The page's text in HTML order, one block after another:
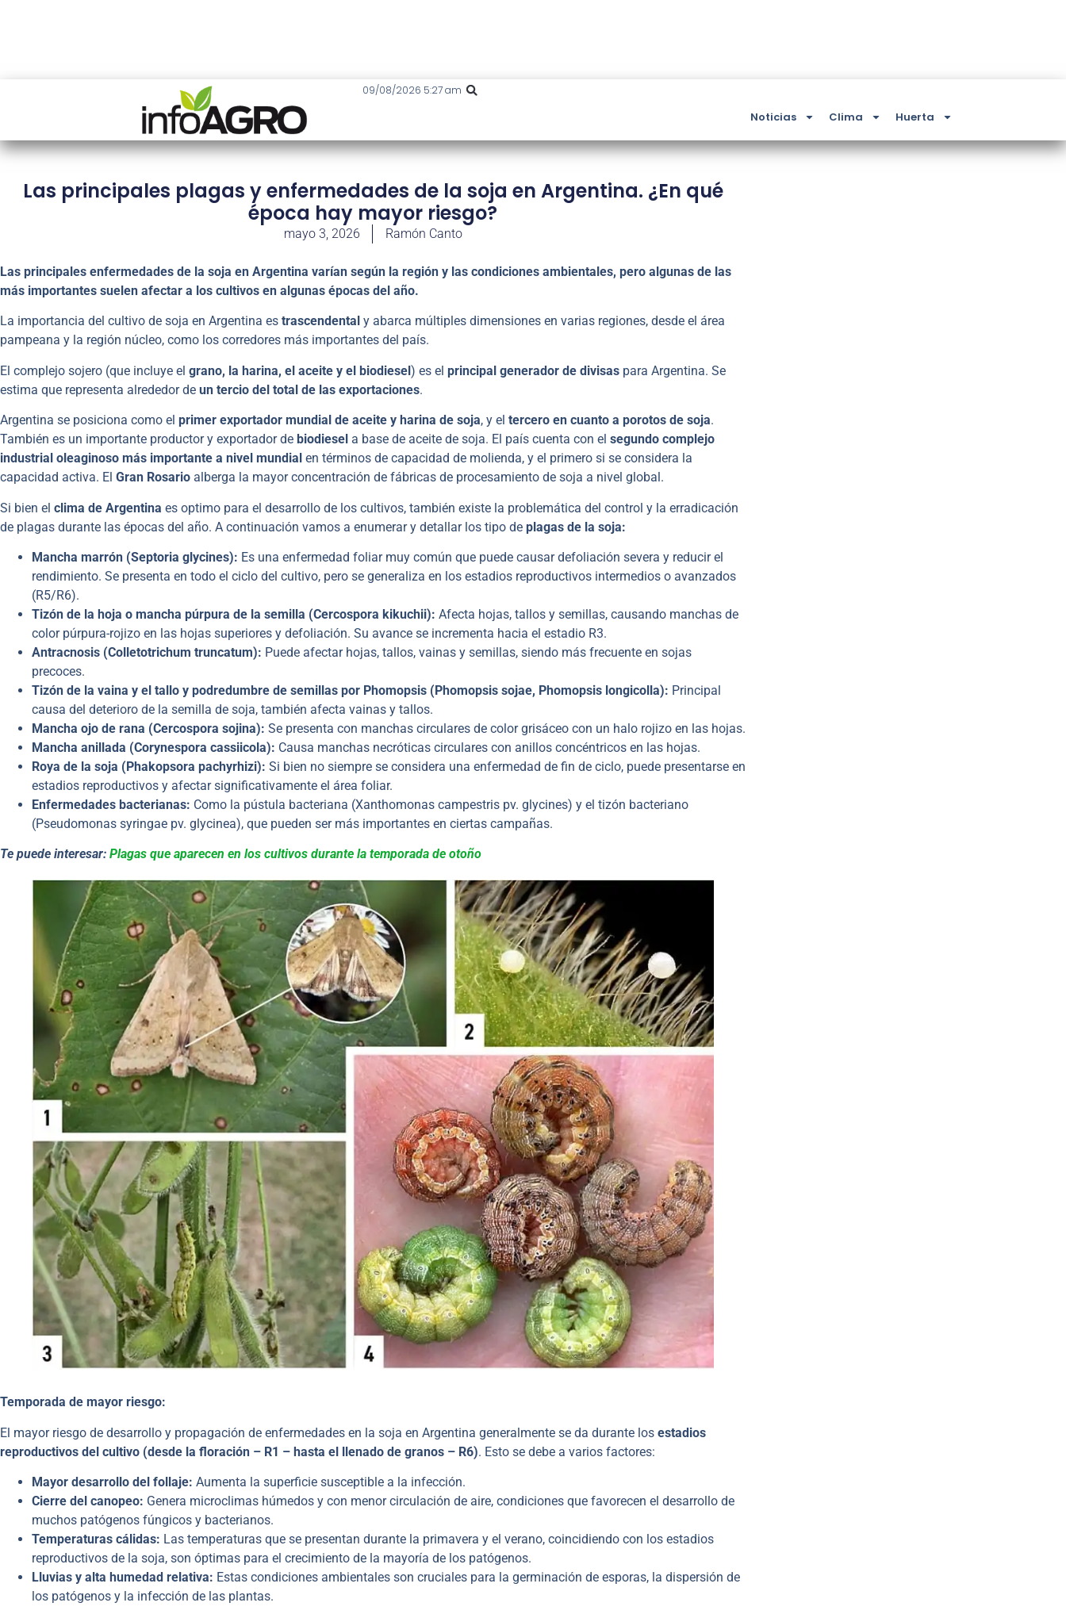
09/08/2026 5:27 am
Noticias Clima Huerta
Las principales plagas y enfermedades de la soja en Argentina. ¿En qué
época hay mayor riesgo?
mayo 3, 2026 Ramón Canto
Las principales enfermedades de la soja en Argentina varían según la región y las condiciones ambientales, pero algunas de las
más importantes suelen afectar a los cultivos en algunas épocas del año.
La importancia del cultivo de soja en Argentina es trascendental y abarca múltiples dimensiones en varias regiones, desde el área
pampeana y la región núcleo, como los corredores más importantes del país.
El complejo sojero (que incluye el grano, la harina, el aceite y el biodiesel) es el principal generador de divisas para Argentina. Se
estima que representa alrededor de un tercio del total de las exportaciones.
Argentina se posiciona como el primer exportador mundial de aceite y harina de soja, y el tercero en cuanto a porotos de soja.
También es un importante productor y exportador de biodiesel a base de aceite de soja. El país cuenta con el segundo complejo
industrial oleaginoso más importante a nivel mundial en términos de capacidad de molienda, y el primero si se considera la
capacidad activa. El Gran Rosario alberga la mayor concentración de fábricas de procesamiento de soja a nivel global.
Si bien el clima de Argentina es optimo para el desarrollo de los cultivos, también existe la problemática del control y la erradicación
de plagas durante las épocas del año. A continuación vamos a enumerar y detallar los tipo de plagas de la soja:
Mancha marrón (Septoria glycines): Es una enfermedad foliar muy común que puede causar defoliación severa y reducir el
rendimiento. Se presenta en todo el ciclo del cultivo, pero se generaliza en los estadios reproductivos intermedios o avanzados
(R5/R6).
Tizón de la hoja o mancha púrpura de la semilla (Cercospora kikuchii): Afecta hojas, tallos y semillas, causando manchas de
color púrpura-rojizo en las hojas superiores y defoliación. Su avance se incrementa hacia el estadio R3.
Antracnosis (Colletotrichum truncatum): Puede afectar hojas, tallos, vainas y semillas, siendo más frecuente en sojas
precoces.
Tizón de la vaina y el tallo y podredumbre de semillas por Phomopsis (Phomopsis sojae, Phomopsis longicolla): Principal
causa del deterioro de la semilla de soja, también afecta vainas y tallos.
Mancha ojo de rana (Cercospora sojina): Se presenta con manchas circulares de color grisáceo con un halo rojizo en las hojas.
Mancha anillada (Corynespora cassiicola): Causa manchas necróticas circulares con anillos concéntricos en las hojas.
Roya de la soja (Phakopsora pachyrhizi): Si bien no siempre se considera una enfermedad de fin de ciclo, puede presentarse en
estadios reproductivos y afectar significativamente el área foliar.
Enfermedades bacterianas: Como la pústula bacteriana (Xanthomonas campestris pv. glycines) y el tizón bacteriano
(Pseudomonas syringae pv. glycinea), que pueden ser más importantes en ciertas campañas.
Te puede interesar: Plagas que aparecen en los cultivos durante la temporada de otoño
Temporada de mayor riesgo:
El mayor riesgo de desarrollo y propagación de enfermedades en la soja en Argentina generalmente se da durante los estadios
reproductivos del cultivo (desde la floración – R1 – hasta el llenado de granos – R6). Esto se debe a varios factores:
Mayor desarrollo del follaje: Aumenta la superficie susceptible a la infección.
Cierre del canopeo: Genera microclimas húmedos y con menor circulación de aire, condiciones que favorecen el desarrollo de
muchos patógenos fúngicos y bacterianos.
Temperaturas cálidas: Las temperaturas que se presentan durante la primavera y el verano, coincidiendo con los estadios
reproductivos de la soja, son óptimas para el crecimiento de la mayoría de los patógenos.
Lluvias y alta humedad relativa: Estas condiciones ambientales son cruciales para la germinación de esporas, la dispersión de
los patógenos y la infección de las plantas.